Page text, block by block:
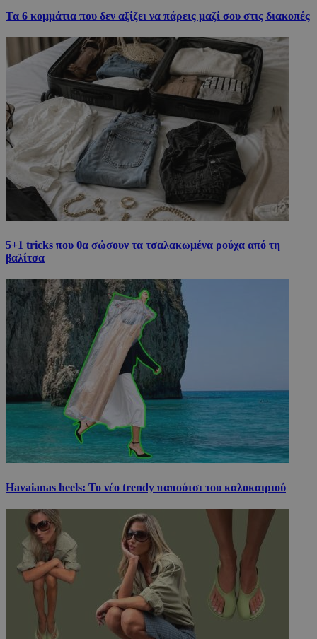
Τα 6 κομμάτια που δεν αξίζει να πάρεις μαζί σου στις διακοπές
5+1 tricks που θα σώσουν τα τσαλακωμένα ρούχα από τη
βαλίτσα
Havaianas heels: Το νέο trendy παπούτσι του καλοκαιριού